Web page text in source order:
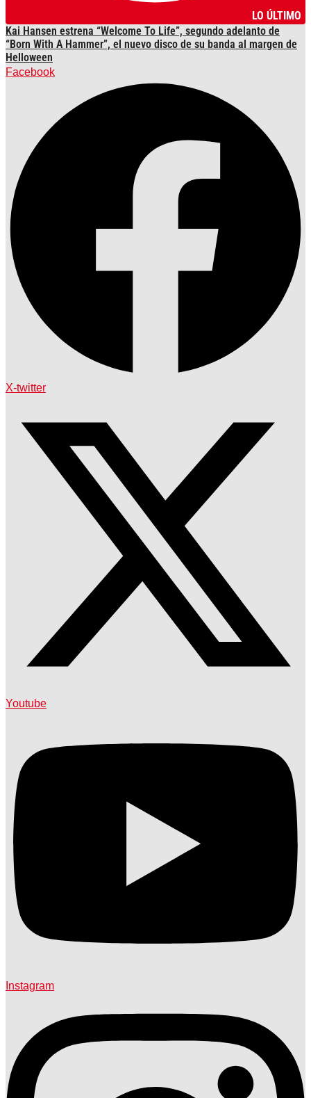
LO ÚLTIMO
Kai Hansen estrena “Welcome To Life”, segundo adelanto de
“Born With A Hammer”, el nuevo disco de su banda al margen de
Helloween
Facebook
X-twitter
Youtube
Instagram